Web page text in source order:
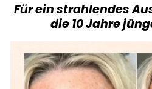
Für ein strahlendes
die 10 Jahre